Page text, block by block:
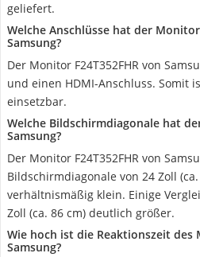
geliefert.
Welche Anschlüsse hat der Monitor
Samsung?
Der Monitor F24T352FHR von
und einen HDMI-Anschluss. Somit
einsetzbar.
Welche Bildschirmdiagonale hat
Samsung?
Der Monitor F24T352FHR von
Bildschirmdiagonale von 24 Zoll
verhältnismäßig klein. Einige
Zoll (ca. 86 cm) deutlich größer.
Wie hoch ist die Reaktionszeit des
Samsung?